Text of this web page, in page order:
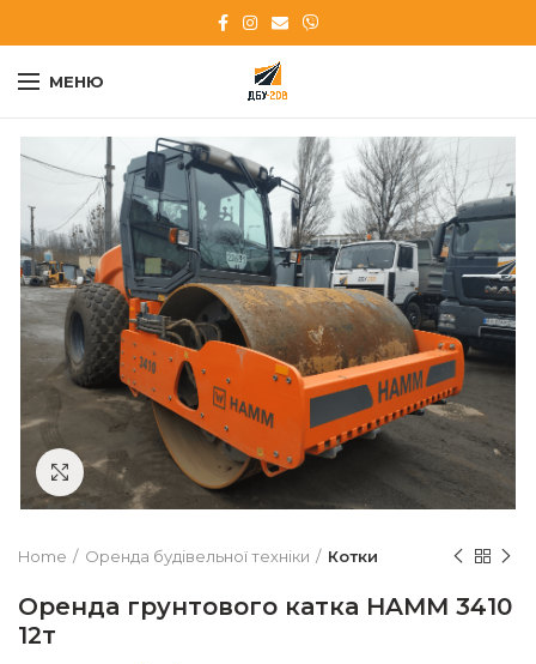
МЕНЮ
Клацніть, щоб збільшити
Home Оренда будівельної техніки Котки
Оренда грунтового катка HAMM 3410
12т